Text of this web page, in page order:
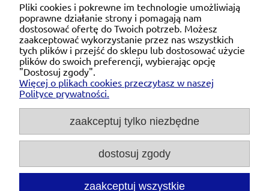
Pomoc
Moje konto
Płatności i dostawa
O nas
Michał Niedźwiecki Dobra Armatura, ul. Krakowska
28d/5, 71-021 Szczecin, woj. zachodniopomorskie,
697476240pon. - pt. 08:00-18:00 |
Pliki cookies i pokrewne im technologie umożliwiają
poprawne działanie strony i pomagają nam
dostosować ofertę do Twoich potrzeb. Możesz
zaakceptować wykorzystanie przez nas wszystkich
tych plików i przejść do sklepu lub dostosować użycie
plików do swoich preferencji, wybierając opcję
"Dostosuj zgody".
Więcej o plikach cookies przeczytasz w naszej
Polityce prywatności.
zaakceptuj tylko niezbędne
dostosuj zgody
zaakceptuj wszystkie